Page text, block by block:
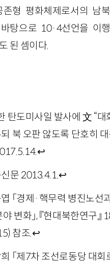
존형 평화체제로서의 남
탕으로 10·4선언을 이
된 셈이다.
탄도미사일 발사에 文 “대
북 오판 않도록 단호히 대
↩
문 2013.4.1.↩
「경제·핵무력 병진노선
변화」, 『현대북한연구』
참조.↩
「제7차 조선로동당 대회